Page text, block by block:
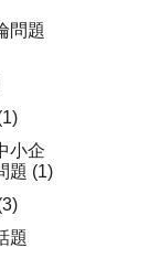
問題
小企
題 (1)
題